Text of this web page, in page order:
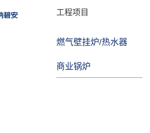
工程项目
燃气壁挂炉/热水器
商业锅炉